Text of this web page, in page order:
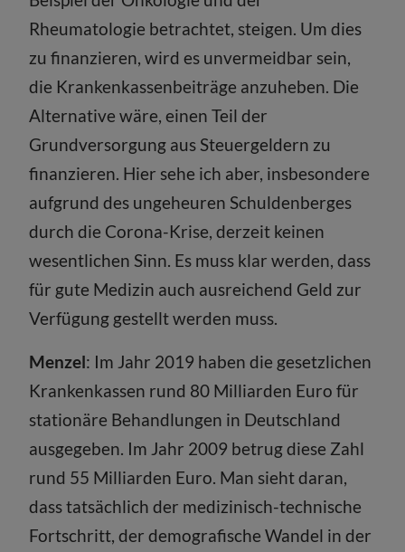
Rheumatologie betrachtet, steigen. Um dies
zu finanzieren, wird es unvermeidbar sein,
die Krankenkassenbeiträge anzuheben. Die
Alternative wäre, einen Teil der
Grundversorgung aus Steuergeldern zu
finanzieren. Hier sehe ich aber, insbesondere
aufgrund des ungeheuren Schuldenberges
durch die Corona-Krise, derzeit keinen
wesentlichen Sinn. Es muss klar werden, dass
für gute Medizin auch ausreichend Geld zur
Verfügung gestellt werden muss.
Menzel: Im Jahr 2019 haben die gesetzlichen
Krankenkassen rund 80 Milliarden Euro für
stationäre Behandlungen in Deutschland
ausgegeben. Im Jahr 2009 betrug diese Zahl
rund 55 Milliarden Euro. Man sieht daran,
dass tatsächlich der medizinisch-technische
Fortschritt, der demografische Wandel in der